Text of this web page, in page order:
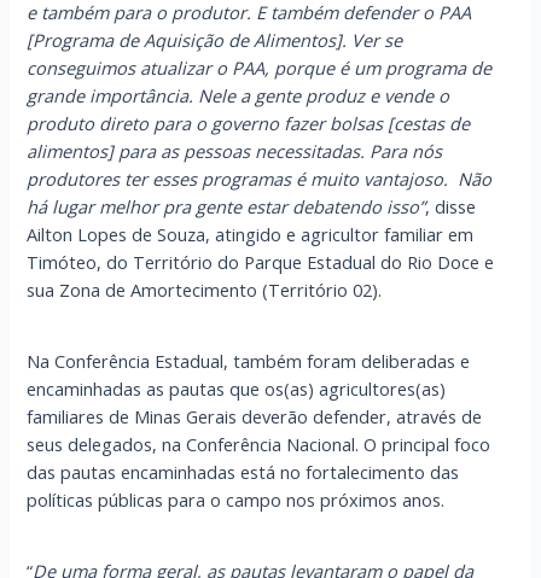
e também para o produtor. E também defender o PAA
[Programa de Aquisição de Alimentos]. Ver se
conseguimos atualizar o PAA, porque é um programa de
grande importância. Nele a gente produz e vende o
produto direto para o governo fazer bolsas [cestas de
alimentos] para as pessoas necessitadas. Para nós
produtores ter esses programas é muito vantajoso. Não
há lugar melhor pra gente estar debatendo isso”, disse
Ailton Lopes de Souza, atingido e agricultor familiar em
Timóteo, do Território do Parque Estadual do Rio Doce e
sua Zona de Amortecimento (Território 02).
Na Conferência Estadual, também foram deliberadas e
encaminhadas as pautas que os(as) agricultores(as)
familiares de Minas Gerais deverão defender, através de
seus delegados, na Conferência Nacional. O principal foco
das pautas encaminhadas está no fortalecimento das
políticas públicas para o campo nos próximos anos.
“De uma forma geral, as pautas levantaram o papel da